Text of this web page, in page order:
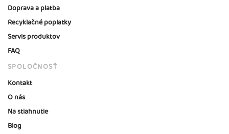
Doprava a platba
Recyklačné poplatky
Servis produktov
FAQ
SPOLOČNOSŤ
Kontakt
O nás
Na stiahnutie
Blog